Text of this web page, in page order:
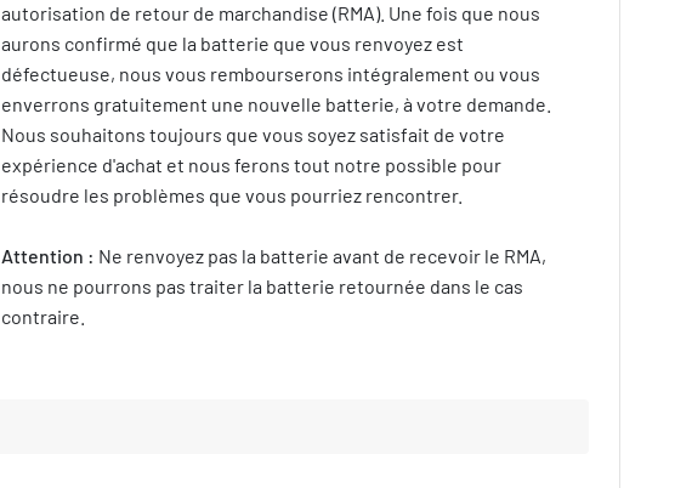
autorisation de retour de marchandise (RMA). Une fois que nous
aurons confirmé que la batterie que vous renvoyez est
défectueuse, nous vous rembourserons intégralement ou vous
enverrons gratuitement une nouvelle batterie, à votre demande.
Nous souhaitons toujours que vous soyez satisfait de votre
expérience d'achat et nous ferons tout notre possible pour
résoudre les problèmes que vous pourriez rencontrer.
Attention : Ne renvoyez pas la batterie avant de recevoir le RMA,
nous ne pourrons pas traiter la batterie retournée dans le cas
contraire.